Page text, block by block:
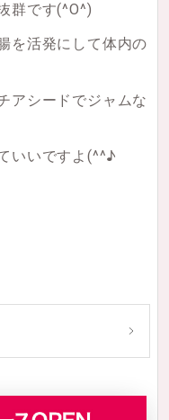
群です(^O^)
を活発にして体内の
アシードでジャムな
いいですよ(^^♪